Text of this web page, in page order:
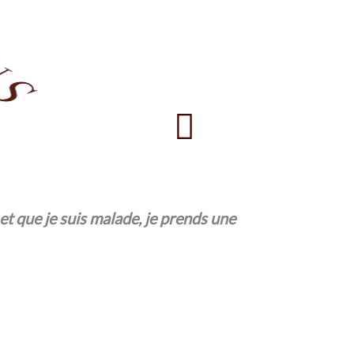
que je suis malade, je prends une